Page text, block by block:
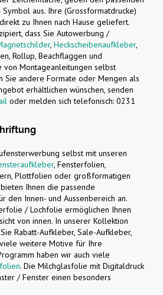
aus. Ihre (Grossformatdrucke)
zu Ihnen nach Hause geliefert.
dass Sie Autowerbung /
, Heckscheibenaufkleber,
Rollup, Beachflaggen und
von Montageanleitungen selbst
Sie andere Formate oder Mengen als
erhältlichen wünschen, senden
oder melden sich telefonisch: 0231
selbst mit unseren
, Fensterfolien,
Plottfolien oder großformatigen
Ihnen die passende
den Innen- und Aussenbereich an.
/ Lochfolie ermöglichen Ihnen
von innen. In unserer Kollektion
Rabatt-Aufkleber, Sale-Aufkleber,
weitere Motive für Ihre
haben wir auch viele
. Die Milchglasfolie mit Digitaldruck
/ Fenster einen besonders